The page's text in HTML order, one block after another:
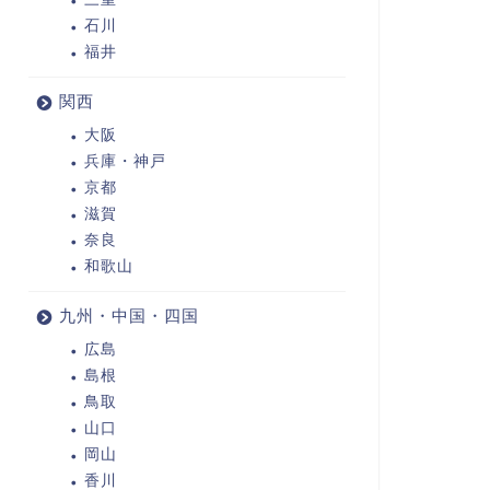
石川
福井
関西
大阪
兵庫・神戸
京都
滋賀
奈良
和歌山
九州・中国・四国
広島
島根
鳥取
山口
岡山
香川